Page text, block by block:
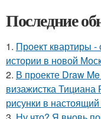
Последние
1. Проект квартиры
истории в новой
2. В проекте Draw
визажистка Тициана
рисунки в